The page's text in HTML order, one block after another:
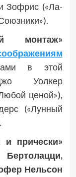
Зофрис («Ла-
монтаж»
в этой
Уолкер
ценой»),
(«Лунный
прически»
Нельсон